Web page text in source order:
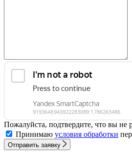
Пожалуйста, подтвердите, что вы не
Принимаю условия обработки
Отправить заявку